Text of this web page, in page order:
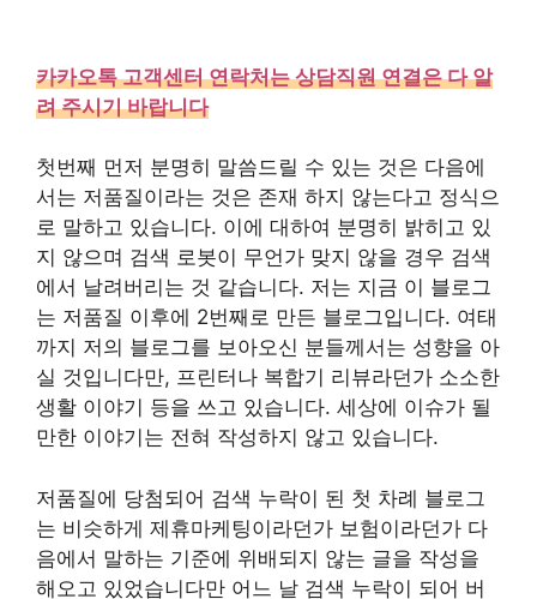
카카오톡 고객센터 연락처는 상담직원 연결은 다 알
려 주시기 바랍니다
첫번째 먼저 분명히 말씀드릴 수 있는 것은 다음에
서는 저품질이라는 것은 존재 하지 않는다고 정식으
로 말하고 있습니다. 이에 대하여 분명히 밝히고 있
지 않으며 검색 로봇이 무언가 맞지 않을 경우 검색
에서 날려버리는 것 같습니다. 저는 지금 이 블로그
는 저품질 이후에 2번째로 만든 블로그입니다. 여태
까지 저의 블로그를 보아오신 분들께서는 성향을 아
실 것입니다만, 프린터나 복합기 리뷰라던가 소소한
생활 이야기 등을 쓰고 있습니다. 세상에 이슈가 될
만한 이야기는 전혀 작성하지 않고 있습니다.
저품질에 당첨되어 검색 누락이 된 첫 차례 블로그
는 비슷하게 제휴마케팅이라던가 보험이라던가 다
음에서 말하는 기준에 위배되지 않는 글을 작성을
해오고 있었습니다만 어느 날 검색 누락이 되어 버